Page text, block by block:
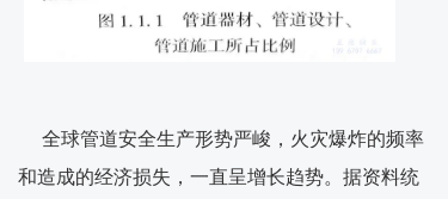
全球管道安全生产形势严峻，火灾爆炸的频率
和造成的经济损失，一直呈增长趋势。据资料统